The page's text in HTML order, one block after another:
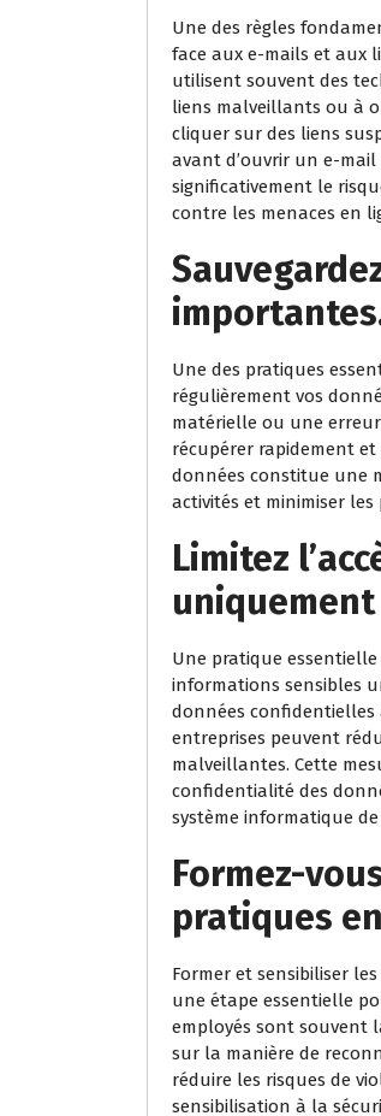
Une des règles
face aux e-mails et aux
utilisent souvent des
liens malveillants ou à
cliquer sur des liens
avant d’ouvrir un e-
significativement le
contre les menaces en
Une des pratiques
régulièrement vos
matérielle ou une
récupérer rapidement
données constitue une
activités et minimiser les
Limitez
Une pratique
informations sensibles
données confidentielles
entreprises peuvent
malveillantes. Cette
confidentialité des
système informatique
Formez-
pratiques
Former et sensibiliser
une étape essentielle
employés sont souvent
sur la manière de
réduire les risques de
sensibilisation à la